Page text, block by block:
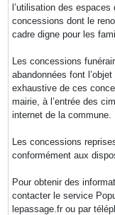
l’utilisation des
concessions dont le
cadre digne pour les
Les concessions
abandonnées font
exhaustive de ces
mairie, à l’entrée des
internet de la commune.
Les concessions
conformément aux
Pour obtenir des
contacter le service
lepassage.fr ou par